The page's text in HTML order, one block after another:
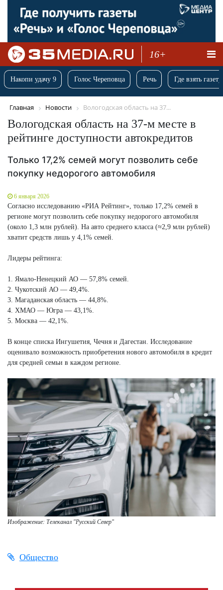
16+
Накопи удачу 9 Голос Череповца Речь Где взять
Главная Новости Вологодская область на 37...
Вологодская область на 37-м месте в
рейтинге доступности автокредитов
Только 17,2% семей могут позволить себе
покупку недорогого автомобиля
6 января 2026
Согласно исследованию «РИА Рейтинг», только 17,2% семей в
регионе могут позволить себе покупку недорогого автомобиля
(около 1,3 млн рублей). На авто среднего класса (≈2,9 млн рублей)
хватит средств лишь у 4,1% семей.
Лидеры рейтинга:
1. Ямало-Ненецкий АО — 57,8% семей.
2. Чукотский АО — 49,4%.
3. Магаданская область — 44,8%.
4. ХМАО — Югра — 43,1%.
5. Москва — 42,1%.
В конце списка Ингушетия, Чечня и Дагестан. Исследование
оценивало возможность приобретения нового автомобиля в кредит
для средней семьи в каждом регионе.
Изображение: Телеканал "Русский Север"
Общество